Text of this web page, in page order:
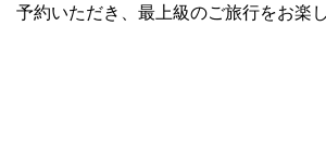
予約いただき、最上級のご旅行をお楽